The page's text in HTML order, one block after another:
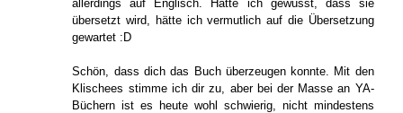
allerdings auf Englisch. Hätte ich gewusst, dass sie
übersetzt wird, hätte ich vermutlich auf die Übersetzung
gewartet :D
Schön, dass dich das Buch überzeugen konnte. Mit den
Klischees stimme ich dir zu, aber bei der Masse an YA-
Büchern ist es heute wohl schwierig, nicht mindestens